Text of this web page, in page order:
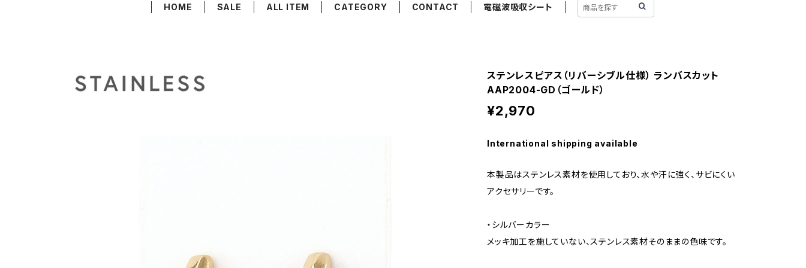
HOME SALE ALL ITEM CATEGORY CONTACT 電磁波吸収シート
ステンレスピアス（リバーシブル仕様） ランバスカット
AAP2004-GD（ゴールド）
¥2,970
International shipping available
本製品はステンレス素材を使用しており、水や汗に強く、サビにくい
アクセサリーです。
・シルバーカラー
メッキ加工を施していない、ステンレス素材そのままの色味です。